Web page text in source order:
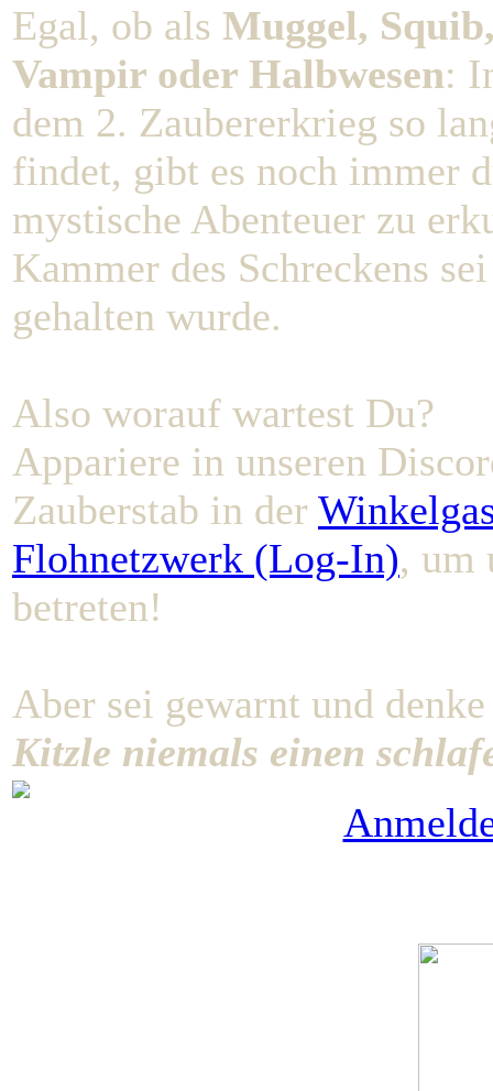
Egal, ob als Muggel,
Vampir oder Halbwesen:
dem 2. Zaubererkrieg so
findet, gibt es noch immer
mystische Abenteuer zu
Kammer des Schreckens
gehalten wurde.
Also worauf wartest Du?
Appariere in unseren
Zauberstab in der
Flohnetzwerk (Log-In), um
betreten!
Aber sei gewarnt und
Kitzle niemals einen